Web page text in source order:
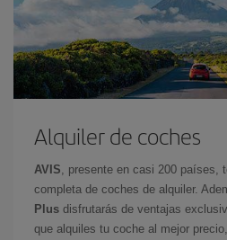
Alquiler de coches
AVIS , presente en casi 200 países,
completa de coches de alquiler.
Plus disfrutarás de ventajas
que alquiles tu coche al mejor